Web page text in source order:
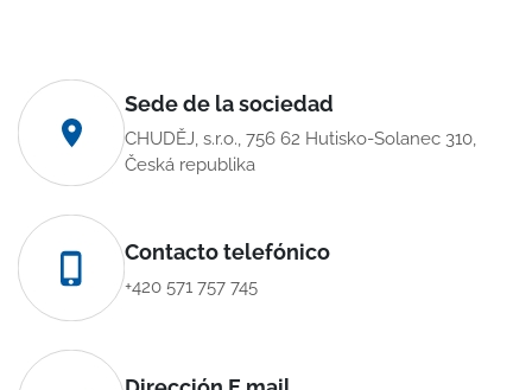
Sede de la sociedad
CHUDĚJ, s.r.o., 756 62 Hutisko-Solanec 310,
Česká republika
Contacto telefónico
+420 571 757 745